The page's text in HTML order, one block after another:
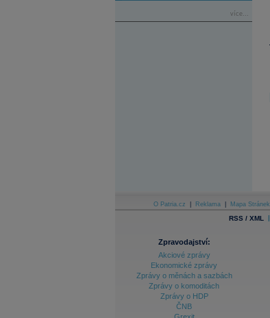
více...
O Patria.cz Reklama Mapa Stránek
RSS / XML |
Zpravodajství:
Akciové zprávy
Ekonomické zprávy
Zprávy o měnách a sazbách
Zprávy o komoditách
Zprávy o HDP
ČNB